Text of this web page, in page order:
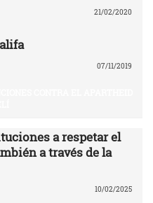
21/02/2020
07/11/2019
a respetar el
a través de la
10/02/2025